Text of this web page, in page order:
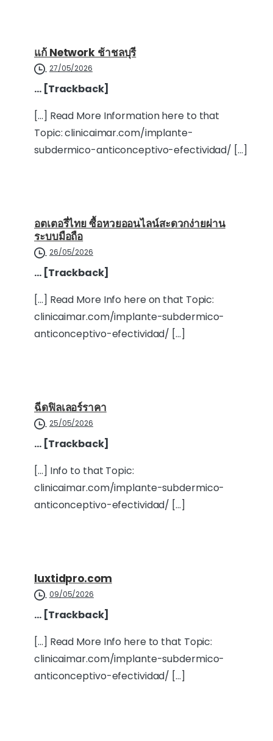
แก้ Network ช้าชลบุรี
27/05/2026
… [Trackback]
[…] Read More Information here to that
Topic: clinicaimar.com/implante-
subdermico-anticonceptivo-efectividad/ […]
อตเตอรี่ไทย ซื้อหวยออนไลน์สะดวกง่ายผ่าน
ระบบมือถือ
26/05/2026
… [Trackback]
[…] Read More Info here on that Topic:
clinicaimar.com/implante-subdermico-
anticonceptivo-efectividad/ […]
ฉีดฟิลเลอร์ราคา
25/05/2026
… [Trackback]
[…] Info to that Topic:
clinicaimar.com/implante-subdermico-
anticonceptivo-efectividad/ […]
luxtidpro.com
09/05/2026
… [Trackback]
[…] Read More Info here to that Topic:
clinicaimar.com/implante-subdermico-
anticonceptivo-efectividad/ […]